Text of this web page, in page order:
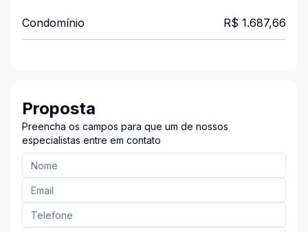
Condomínio R$ 1.687,66
Proposta
Preencha os campos para que um de nossos
especialistas entre em contato